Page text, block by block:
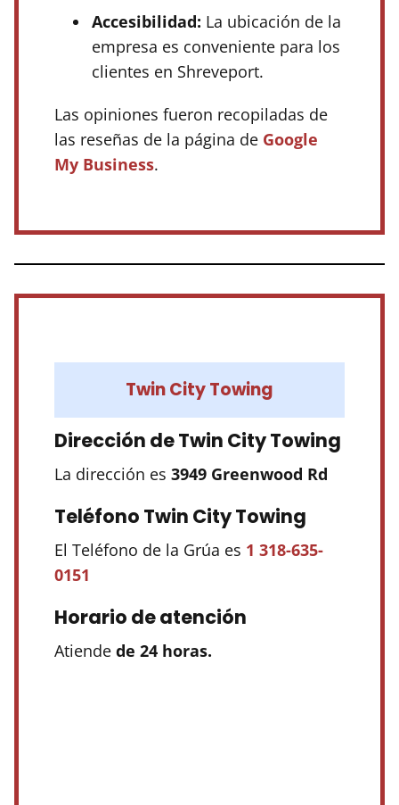
Accesibilidad: La ubicación de la
empresa es conveniente para los
clientes en Shreveport.
Las opiniones fueron recopiladas de
las reseñas de la página de Google
My Business.
Twin City Towing
Dirección de Twin City Towing
La dirección es 3949 Greenwood Rd
Teléfono Twin City Towing
El Teléfono de la Grúa es 1 318-635-
0151
Horario de atención
Atiende de 24 horas.